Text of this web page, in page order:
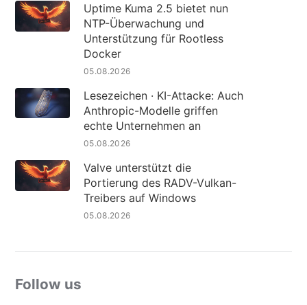
Uptime Kuma 2.5 bietet nun
NTP-Überwachung und
Unterstützung für Rootless
Docker
05.08.2026
Lesezeichen · KI-Attacke: Auch
Anthropic-Modelle griffen
echte Unternehmen an
05.08.2026
Valve unterstützt die
Portierung des RADV-Vulkan-
Treibers auf Windows
05.08.2026
Follow us